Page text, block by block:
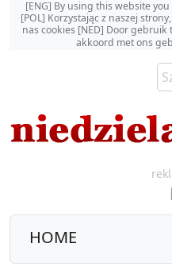
[ENG] By using this website
[POL] Korzystając z naszej
nas cookies [NED] Door
akkoord met ons
HOME